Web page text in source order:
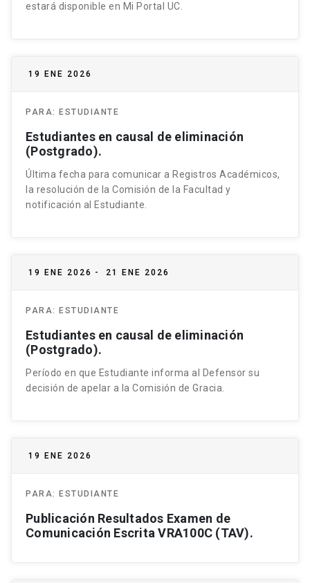
estará disponible en Mi Portal UC.
19 ENE 2026
PARA: ESTUDIANTE
Estudiantes en causal de eliminación
(Postgrado).
Última fecha para comunicar a Registros Académicos,
la resolución de la Comisión de la Facultad y
notificación al Estudiante.
19 ENE 2026 - 21 ENE 2026
PARA: ESTUDIANTE
Estudiantes en causal de eliminación
(Postgrado).
Período en que Estudiante informa al Defensor su
decisión de apelar a la Comisión de Gracia.
19 ENE 2026
PARA: ESTUDIANTE
Publicación Resultados Examen de
Comunicación Escrita VRA100C (TAV).